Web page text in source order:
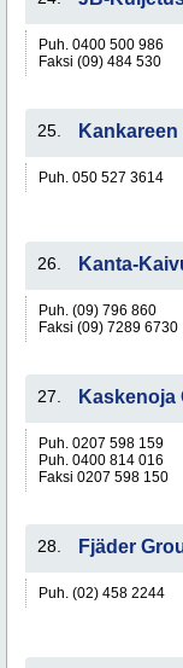
Puh. 0400 500 986
Faksi (09) 484 530
25.
Puh. 050 527 3614
26. Kanta-
Puh. (09) 796 860
Faksi (09) 7289 6730
27. Kaskenoja
Puh. 0207 598 159
Puh. 0400 814 016
Faksi 0207 598 150
28. Fjäder
Puh. (02) 458 2244